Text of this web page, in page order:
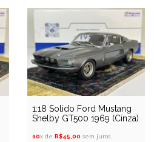
1:18 Solido Ford Mustang
Shelby GT500 1969 (Cinza)
10x de R$45,00 sem juros